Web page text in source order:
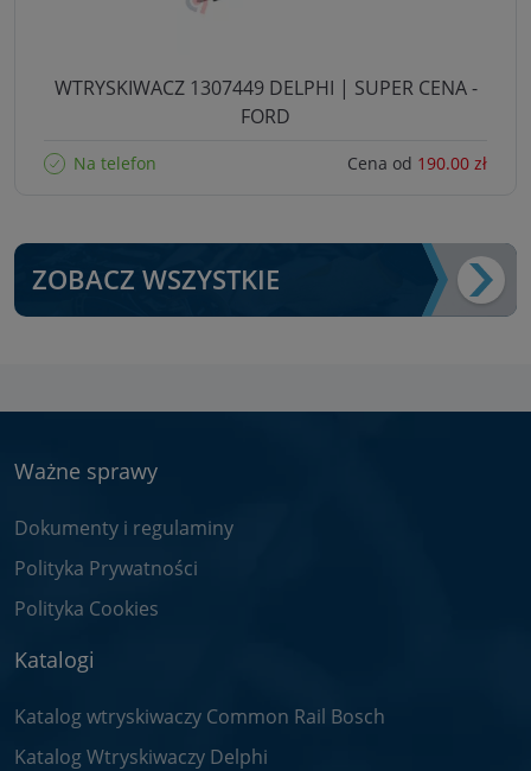
WTRYSKIWACZ 1307449 DELPHI | SUPER CENA -
FORD
Na telefon Cena od 190.00 zł
ZOBACZ WSZYSTKIE
Ważne sprawy
Dokumenty i regulaminy
Polityka Prywatności
Polityka Cookies
Katalogi
Katalog wtryskiwaczy Common Rail Bosch
Katalog Wtryskiwaczy Delphi